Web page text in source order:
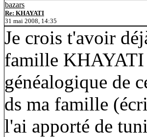
bazars
Re: KHAYATI
31 mai 2008, 14:35
Je crois t'avoir
famille KHAYATI
généalogique de
ds ma famille
l'ai apporté de